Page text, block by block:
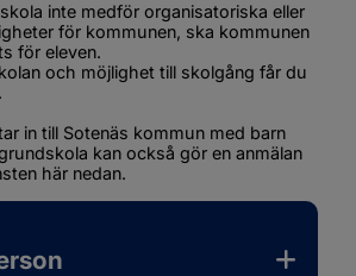
inte medför organisatoriska eller
för kommunen, ska kommunen
för eleven.
och möjlighet till skolgång får du
in till Sotenäs kommun med barn
kan också gör en anmälan
här nedan.